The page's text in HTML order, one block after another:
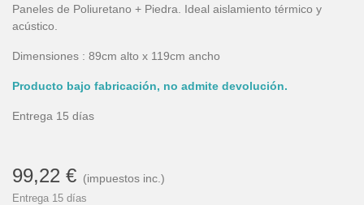
Paneles de Poliuretano + Piedra. Ideal aislamiento térmico y
acústico.
Dimensiones : 89cm alto x 119cm ancho
Producto bajo fabricación, no admite devolución.
Entrega 15 días
99,22 € (impuestos inc.)
Entrega 15 días